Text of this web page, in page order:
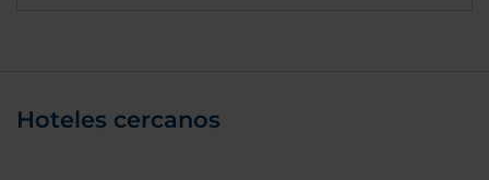
Hoteles cercanos